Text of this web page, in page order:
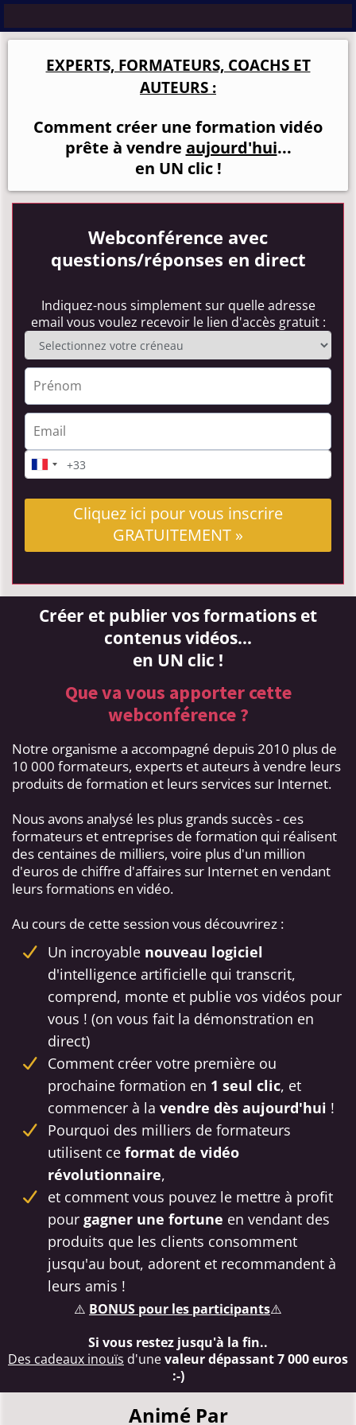
EXPERTS, FORMATEURS, COACHS ET
AUTEURS :
Comment créer une formation vidéo
prête à vendre aujourd'hui...
en UN clic !
Webconférence avec
questions/réponses en direct
Indiquez-nous simplement sur quelle adresse
email vous voulez recevoir le lien d'accès gratuit :
Cliquez ici pour vous inscrire
GRATUITEMENT »
Créer et publier vos formations et
contenus vidéos...
en UN clic !
Que va vous apporter cette
webconférence ?
Notre organisme a accompagné depuis 2010 plus de
10 000 formateurs, experts et auteurs à vendre leurs
produits de formation et leurs services sur Internet.
Nous avons analysé les plus grands succès - ces
formateurs et entreprises de formation qui réalisent
des centaines de milliers, voire plus d'un million
d'euros de chiffre d'affaires sur Internet en vendant
leurs formations en vidéo.
Au cours de cette session vous découvrirez :
Un incroyable nouveau logiciel
d'intelligence artificielle qui transcrit,
comprend, monte et publie vos vidéos pour
vous ! (on vous fait la démonstration en
direct)
Comment créer votre première ou
prochaine formation en 1 seul clic, et
commencer à la vendre dès aujourd'hui !
Pourquoi des milliers de formateurs
utilisent ce format de vidéo
révolutionnaire,
et comment vous pouvez le mettre à profit
pour gagner une fortune en vendant des
produits que les clients consomment
jusqu'au bout, adorent et recommandent à
leurs amis !
⚠️ BONUS pour les participants⚠️
Si vous restez jusqu'à la fin..
Des cadeaux inouïs d'unevaleur dépassant 7 000 euros
:-)
Animé Par